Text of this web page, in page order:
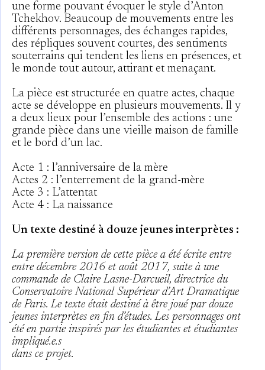
une forme pouvant évoquer le style d’Anton
Tchekhov. Beaucoup de mouvements entre les
différents personnages, des échanges rapides,
des répliques souvent courtes, des sentiments
souterrains qui tendent les liens en présences, et
le monde tout autour, attirant et menaçant.
La pièce est structurée en quatre actes, chaque
acte se développe en plusieurs mouvements. Il y
a deux lieux pour l’ensemble des actions : une
grande pièce dans une vieille maison de famille
et le bord d’un lac.
Acte 1 : l’anniversaire de la mère
Actes 2 : l’enterrement de la grand-mère
Acte 3 : L’attentat
Acte 4 : La naissance
Un texte destiné à douze jeunes interprètes :
La première version de cette pièce a été écrite entre
entre décembre 2016 et août 2017, suite à une
commande de Claire Lasne-Darcueil, directrice du
Conservatoire National Supérieur d’Art Dramatique
de Paris. Le texte était destiné à être joué par douze
jeunes interprètes en fin d’études. Les personnages ont
été en partie inspirés par les étudiantes et étudiantes
impliqué.e.s
dans ce projet.